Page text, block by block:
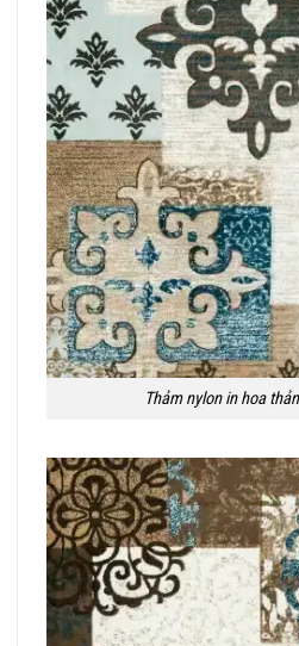
Thảm nylon in hoa